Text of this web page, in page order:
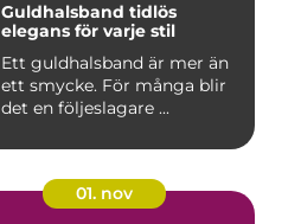
Guldhalsband tidlös
elegans för varje stil
Ett guldhalsband är mer än
ett smycke. För många blir
det en följeslagare ...
01. nov